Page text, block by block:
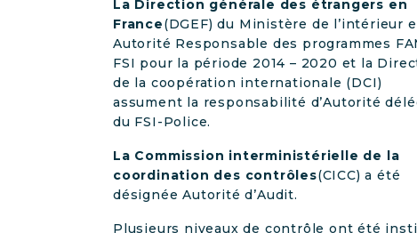
La Direction générale des étrangers en
France(DGEF) du Ministère de l’intérieur
Autorité Responsable des programmes
FSI pour la période 2014 – 2020 et la
de la coopération internationale (DCI)
assument la responsabilité d’Autorité
du FSI-Police.
La Commission interministérielle de la
coordination des contrôles(CICC) a été
désignée Autorité d’Audit.
Plusieurs niveaux de contrôle ont été